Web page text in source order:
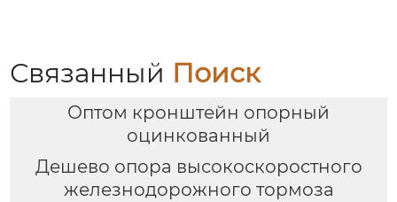
Связанный Поиск
Оптом кронштейн опорный
оцинкованный
Дешево опора высокоскоростного
железнодорожного тормоза